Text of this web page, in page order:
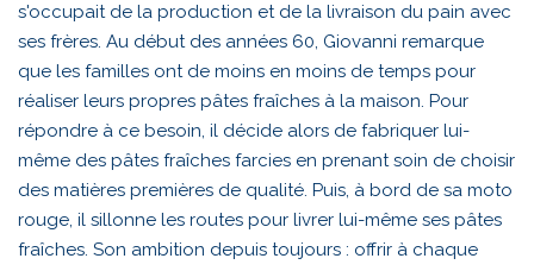
s'occupait de la production et de la livraison du pain avec
ses frères. Au début des années 60, Giovanni remarque
que les familles ont de moins en moins de temps pour
réaliser leurs propres pâtes fraîches à la maison. Pour
répondre à ce besoin, il décide alors de fabriquer lui-
même des pâtes fraîches farcies en prenant soin de choisir
des matières premières de qualité. Puis, à bord de sa moto
rouge, il sillonne les routes pour livrer lui-même ses pâtes
fraîches. Son ambition depuis toujours : offrir à chaque